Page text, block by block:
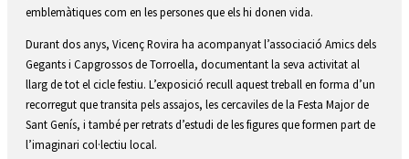
emblemàtiques com en les persones que els hi donen vida.
Durant dos anys, Vicenç Rovira ha acompanyat l’associació Amics dels
Gegants i Capgrossos de Torroella, documentant la seva activitat al
llarg de tot el cicle festiu. L’exposició recull aquest treball en forma d’un
recorregut que transita pels assajos, les cercaviles de la Festa Major de
Sant Genís, i també per retrats d’estudi de les figures que formen part de
l’imaginari col·lectiu local.